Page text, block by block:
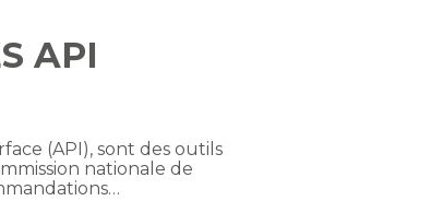
API
(API), sont des outils
nationale de